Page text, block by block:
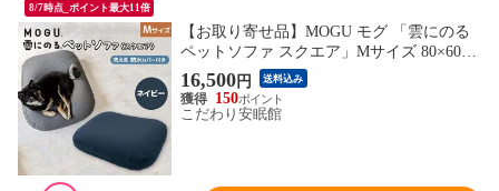
8/7時点_ポイント最大11倍
【お取り寄せ品】MOGU モグ 「雲にのる
ペットソファ スクエア」Mサイズ 80×60×2
0cm パウダービーズ クッション 本体 カバ
ー付 正規品 防水 日本製 座布団 クッショ
ン ペット 犬 猫 ペットベッド 無地 やわら
16,500円 送料込み
150
こだわり安眠館